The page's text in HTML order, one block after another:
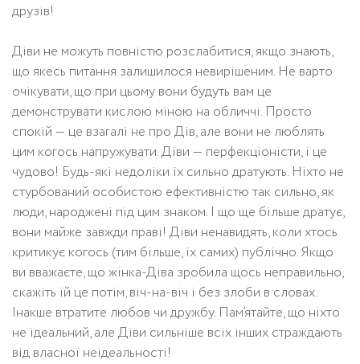
друзів!
Діви не можуть повністю розслабитися, якщо знають,
що якесь питання залишилося невирішеним. Не варто
очікувати, що при цьому вони будуть вам це
демонструвати кислою міною на обличчі. Просто
спокій — це взагалі не про Дів, але вони не люблять
цим когось напружувати. Діви — перфекціоністи, і це
чудово! Будь-які недоліки їх сильно дратують. Ніхто не
стурбований особистою ефективністю так сильно, як
люди, народжені під цим знаком. І що ще більше дратує,
вони майже завжди праві! Діви ненавидять, коли хтось
критикує когось (тим більше, їх самих) публічно. Якщо
ви вважаєте, що жінка-Діва зробила щось неправильно,
скажіть їй це потім, віч-на-віч і без злоби в словах.
Інакше втратите любов чи дружбу. Пам’ятайте, що ніхто
не ідеальний, але Діви сильніше всіх інших страждають
від власної неідеальності!